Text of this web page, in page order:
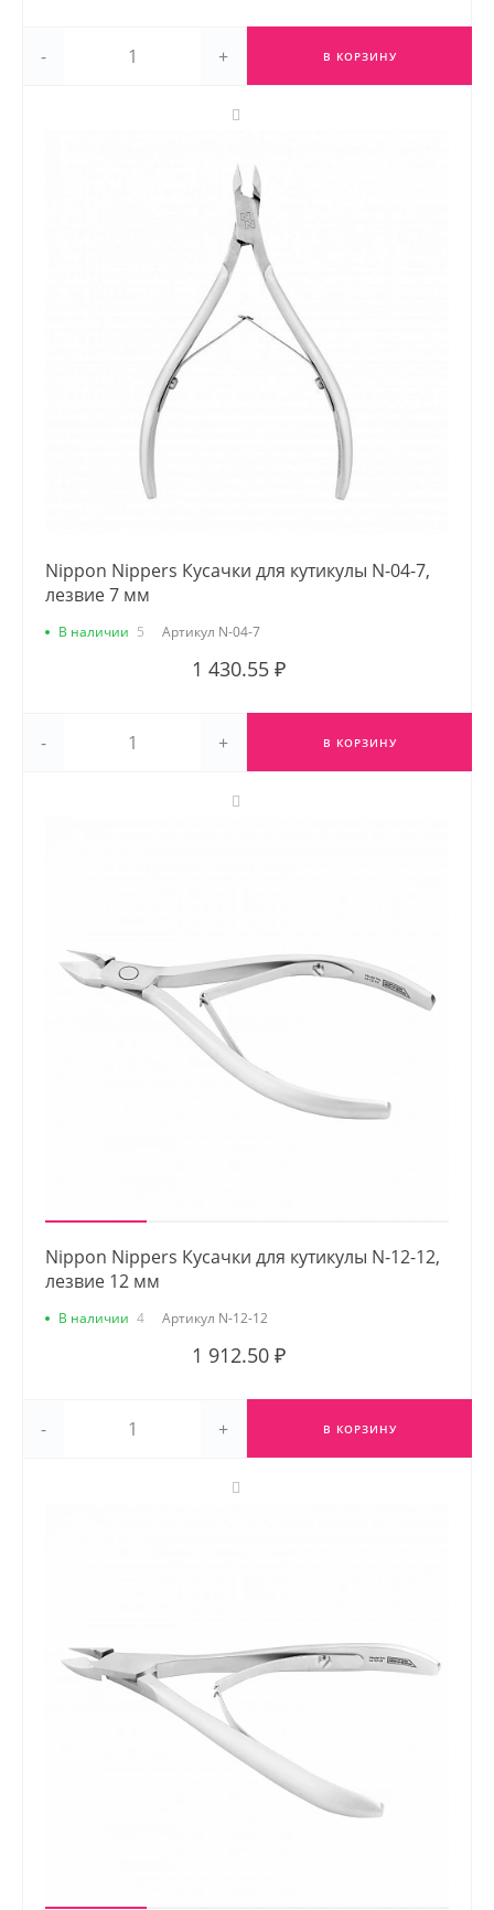
- + В КОРЗИНУ
Nippon Nippers Кусачки для кутикулы N-04-7,
лезвие 7 мм
В наличии 5 Артикул N-04-7
1 430.55 ₽
- + В КОРЗИНУ
Nippon Nippers Кусачки для кутикулы N-12-12,
лезвие 12 мм
В наличии 4 Артикул N-12-12
1 912.50 ₽
- + В КОРЗИНУ